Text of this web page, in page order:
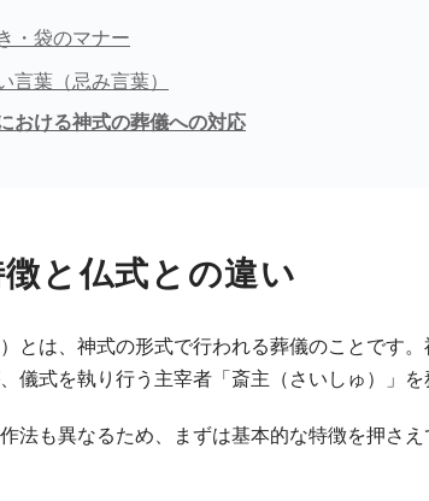
・袋のマナー
言葉（忌み言葉）
おける神式の葬儀への対応
と仏式との違い
とは、神式の形式で行われる葬儀のことです
儀式を執り行う主宰者「斎主（さいしゅ）」を
法も異なるため、まずは基本的な特徴を押さえ